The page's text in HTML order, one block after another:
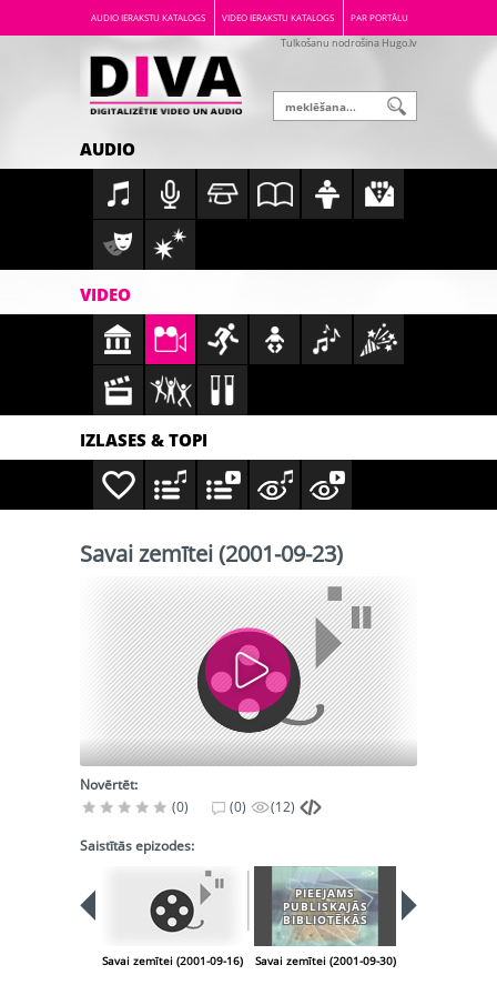
AUDIO IERAKSTU KATALOGS VIDEO IERAKSTU KATALOGS PAR PORTĀLU
Tulkošanu nodrošina Hugo.lv
AUDIO
VIDEO
IZLASES & TOPI
Savai zemītei (2001-09-23)
Novērtēt:
(0)
(0) (12)
Saistītās epizodes:
Savai zemītei (2001-09-16)
PIEEJAMS
PUBLISKAJĀS
BIBLIOTĒKĀS
Savai zemītei (2001-09-30)